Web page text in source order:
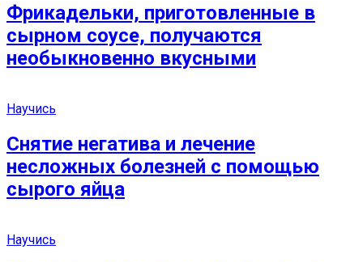
Фрикадельки, приготовленные в
сырном соусе, получаются
необыкновенно вкусными
Научись
Снятие негатива и лечение
несложных болезней с помощью
сырого яйца
Научись